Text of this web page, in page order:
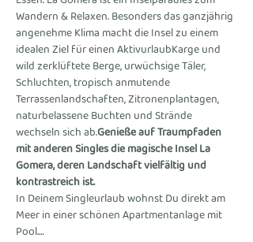
Wandern & Relaxen. Besonders das ganzjährig
angenehme Klima macht die Insel zu einem
idealen Ziel für einen AktivurlaubKarge und
wild zerklüftete Berge, urwüchsige Täler,
Schluchten, tropisch anmutende
Terrassenlandschaften, Zitronenplantagen,
naturbelassene Buchten und Strände
wechseln sich ab.Genieße auf Traumpfaden
mit anderen Singles die magische Insel La
Gomera, deren Landschaft vielfältig und
kontrastreich ist.
In Deinem Singleurlaub wohnst Du direkt am
Meer in einer schönen Apartmentanlage mit
Pool.…